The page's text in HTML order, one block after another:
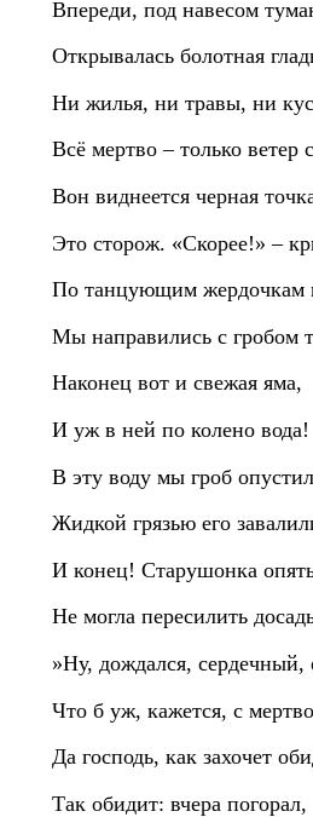
Впереди, под навесом
Открывалась болотная
Ни жилья, ни травы, ни
Всё мертво – только ветер
Вон виднеется черная
Это сторож. «Скорее!» –
По танцующим жердочкам
Мы направились с гробом
Наконец вот и свежая яма,
И уж в ней по колено вода!
В эту воду мы гроб
Жидкой грязью его
И конец! Старушонка
Не могла пересилить
»Ну, дождался, сердечный,
Что б уж, кажется, с
Да господь, как захочет
Так обидит: вчера погорал,